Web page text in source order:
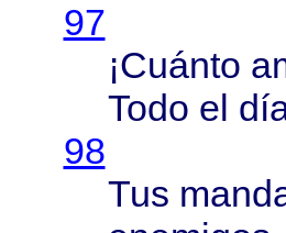
97
¡Cuánto
Todo el
98
Tus